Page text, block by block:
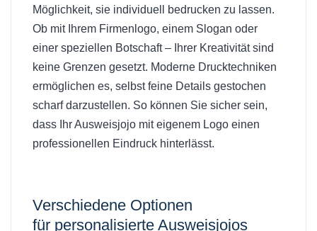
Möglichkeit, sie individuell bedrucken zu lassen.
Ob mit Ihrem Firmenlogo, einem Slogan oder
einer speziellen Botschaft – Ihrer Kreativität sind
keine Grenzen gesetzt. Moderne Drucktechniken
ermöglichen es, selbst feine Details gestochen
scharf darzustellen. So können Sie sicher sein,
dass Ihr Ausweisjojo mit eigenem Logo einen
professionellen Eindruck hinterlässt.
Verschiedene Optionen
für personalisierte Ausweisjojos